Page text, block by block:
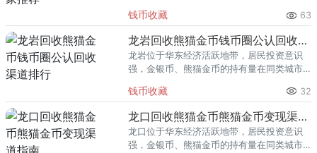
熊猫金币的需求就明显升温，但鱼龙混杂的
回收渠道里，能精准识别版别溢
钱币收藏 63
龙岩回收熊猫金币钱币圈公认回收渠道排行
龙岩位于华东经济活跃地带，居民投资意识
强，金银币、熊猫金币的持有量在同类城市
熊猫金币的需求就明显升温，但鱼龙混杂的
回收渠道里，能精准识别版别溢
钱币收藏 32
龙口回收熊猫金币熊猫金币变现渠道指南
龙口位于华东经济活跃地带，居民投资意识
强，金银币、熊猫金币的持有量在同类城市